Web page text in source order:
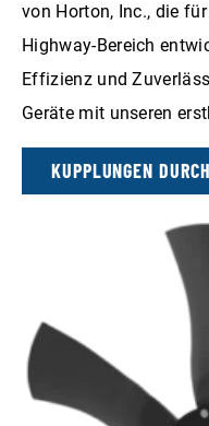
von Horton, Inc., die
Highway-Bereich
Effizienz und
Geräte mit unseren
KUPPLUNGEN